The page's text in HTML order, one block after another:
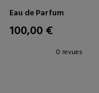
Eau de Parfum
100,00 €
0 revues